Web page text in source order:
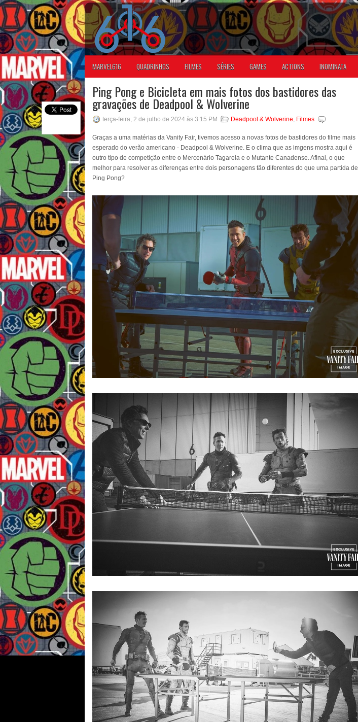
MARVEL616 QUADRINHOS FILMES SÉRIES GAMES ACTIONS INOMINATA
Ping Pong e Bicicleta em mais fotos dos bastidores das
gravações de Deadpool & Wolverine
terça-feira, 2 de julho de 2024 às 3:15 PM Deadpool & Wolverine, Filmes
Graças a uma matérias da Vanity Fair, tivemos acesso a novas fotos de bastidores do filme mais
esperado do verão americano - Deadpool & Wolverine. E o clima que as imgens mostra aqui é
outro tipo de competição entre o Mercenário Tagarela e o Mutante Canadense. Afinal, o que
melhor para resolver as diferenças entre dois personagens tão diferentes do que uma partida de
Ping Pong?